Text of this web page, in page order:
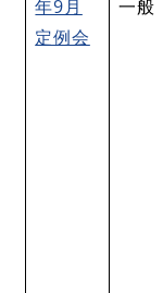
年9月
定例会
一般